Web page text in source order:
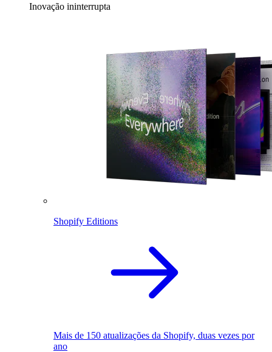
Inovação ininterrupta
Shopify Editions
Mais de 150 atualizações da Shopify, duas vezes por
ano